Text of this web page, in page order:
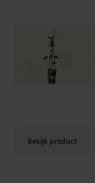
Bekijk product